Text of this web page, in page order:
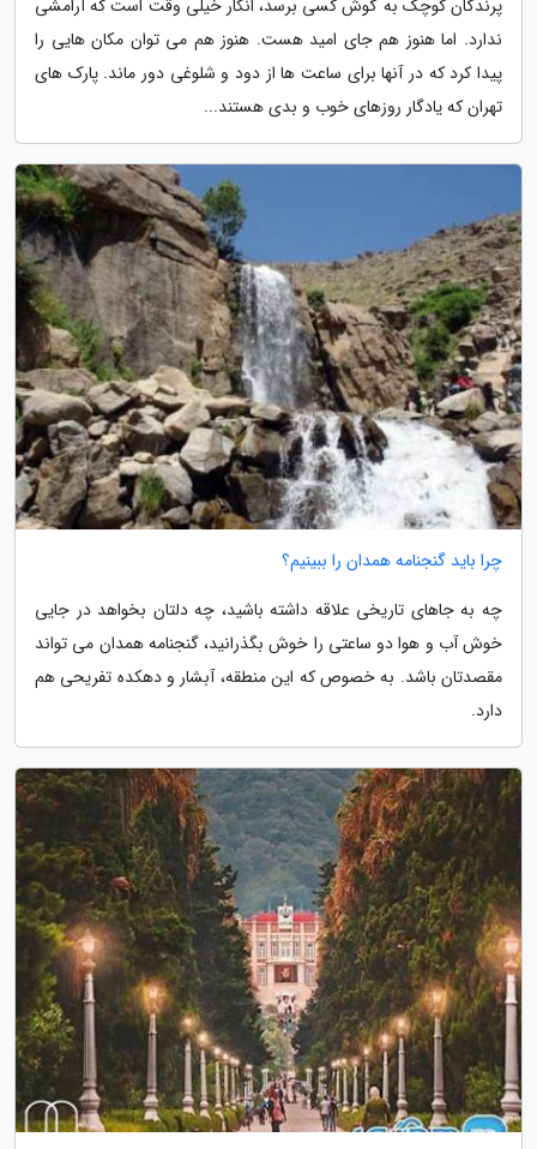
پرندگان کوچک به گوش کسی برسد، انگار خیلی وقت است که آرامشی
ندارد. اما هنوز هم جای امید هست. هنوز هم می توان مکان هایی را
پیدا کرد که در آنها برای ساعت ها از دود و شلوغی دور ماند. پارک های
تهران که یادگار روزهای خوب و بدی هستند...
چرا باید گنجنامه همدان را ببینیم؟
چه به جاهای تاریخی علاقه داشته باشید، چه دلتان بخواهد در جایی
خوش آب و هوا دو ساعتی را خوش بگذرانید، گنجنامه همدان می تواند
مقصدتان باشد. به خصوص که این منطقه، آبشار و دهکده تفریحی هم
دارد.